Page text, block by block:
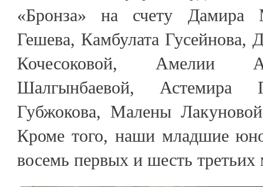
«Бронза» на счету Дамира
Гешева, Камбулата
Кочесоковой, Амелии
Шалгынбаевой, Астемира
Губжокова, Малены
Кроме того, наши младшие
восемь первых и шесть третьих